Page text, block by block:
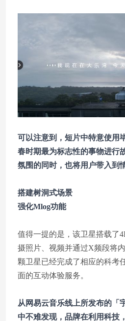
可以注意到，短片中特意使用
春时期最为标志性的事物进行
氛围的同时，也将用户带入到
搭建树洞式场景
强化Mlog功能
值得一提的是，该卫星搭载了
摄照片、视频并通过X频段将
颗卫星已经完成了相应的科考
面的互动体验服务。
从网易云音乐线上所发布的「
中不难发现，品牌在利用科技